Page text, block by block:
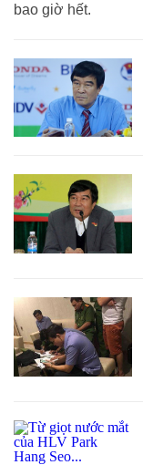
bao giờ hết.